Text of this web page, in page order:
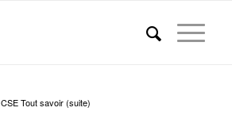
CSE Tout savoir (suite)